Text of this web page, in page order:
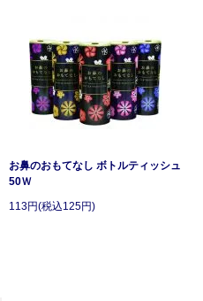
お鼻のおもてなし ボトルティッシュ
50Ｗ
113円(税込125円)